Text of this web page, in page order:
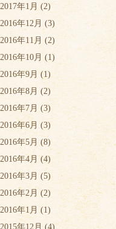
2017年1月 (2)
2016年12月 (3)
2016年11月 (2)
2016年10月 (1)
2016年9月 (1)
2016年8月 (2)
2016年7月 (3)
2016年6月 (3)
2016年5月 (8)
2016年4月 (4)
2016年3月 (5)
2016年2月 (2)
2016年1月 (1)
2015年12月 (4)